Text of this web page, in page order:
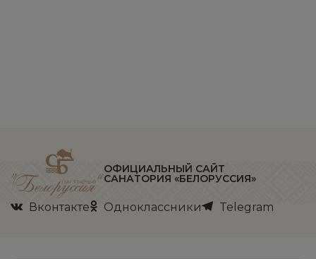
ОФИЦИАЛЬНЫЙ САЙТ
САНАТОРИЯ «БЕЛОРУССИЯ»
Вконтакте Одноклассники Telegram